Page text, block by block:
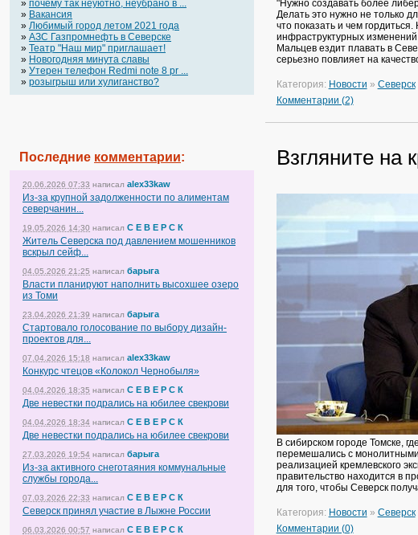
» почему так неуютно, неубрано в ...
» Вакансия
» Любимый город летом 2021 года
» АЗС Газпромнефть в Северске
» Театр "Наш мир" приглашает!
» Новогодняя минута славы
» Утерен телефон Redmi note 8 pr ...
» розыгрыш или хулиганство?
Последние комментарии:
20.06.2026 07:33 написал alex33kaw
Из-за крупной задолженности по алиментам
северчанин...
19.05.2026 14:30 написал С Е В Е Р С К
Житель Северска под давлением мошенников
вскрыл сейф...
04.05.2026 21:25 написал барыга
Власти планируют наполнить высохшее озеро
из Томи
23.04.2026 21:39 написал барыга
Стартовало голосование по выбору дизайн-
проектов для...
07.04.2026 15:18 написал alex33kaw
Конкурс чтецов «Колокол Чернобыля»
04.04.2026 18:35 написал С Е В Е Р С К
Две невестки подрались на юбилее свекрови
04.04.2026 18:34 написал С Е В Е Р С К
Две невестки подрались на юбилее свекрови
27.03.2026 19:54 написал барыга
Из-за активного снеготаяния коммунальные
службы города...
07.03.2026 22:33 написал С Е В Е Р С К
Северск принял участие в Лыжне России
06.03.2026 00:57 написал С Е В Е Р С К
"Нужно создавать более
Делать это нужно не только
что показать и чем
инфраструктурных
Мальцев ездит плавать в
серьезно повлияет на
Категория: Новости » Северск
Комментарии (2)
Взгляните на
В сибирском городе Томске,
перемешались с монолитными
реализацией кремлевского
правительство находится в
для того, чтобы Северск
Категория: Новости » Северск
Комментарии (0)